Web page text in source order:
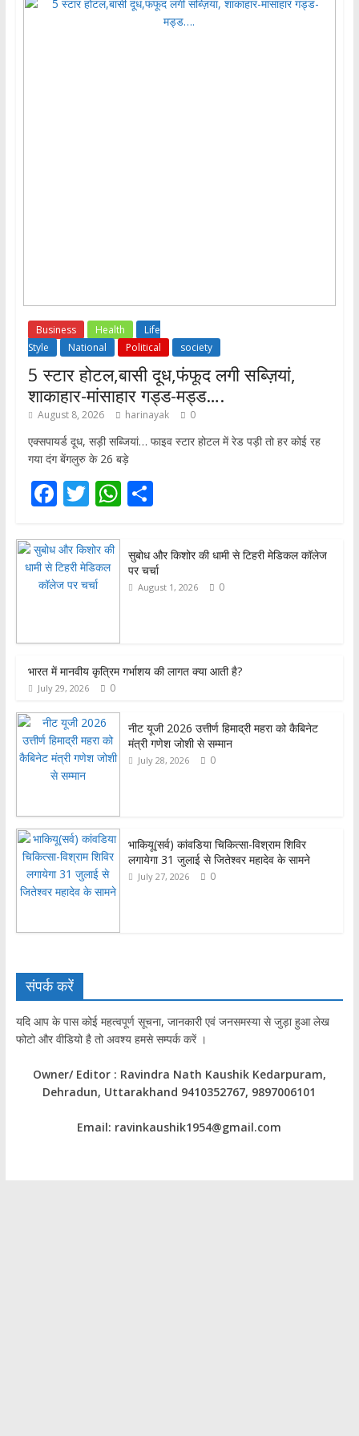
Business Health
Life
Style
National Political society
5 स्टार होटल,बासी दूध,फंफूद लगी सब्ज़ियां,
शाकाहार-मांसाहार गड्ड-मड्ड….
August 8, 2026 harinayak 0
एक्सपायर्ड दूध, सड़ी सब्जियां… फाइव स्टार होटल में रेड पड़ी तो हर कोई रह
गया दंग बेंगलुरु के 26 बड़े
F
e
b
o
k
T
itt
er
W
at
s
A
S
ar
e
सुबोध और किशोर की धामी से टिहरी मेडिकल कॉलेज
पर चर्चा
August 1, 2026 0
भारत में मानवीय कृत्रिम गर्भाशय की लागत क्या आती है?
July 29, 2026 0
नीट यूजी 2026 उत्तीर्ण हिमाद्री महरा को कैबिनेट
मंत्री गणेश जोशी से सम्मान
July 28, 2026 0
भाकियू(सर्व) कांवडिया चिकित्सा-विश्राम शिविर
लगायेगा 31 जुलाई से जितेश्वर महादेव के सामने
July 27, 2026 0
संपर्क करें
यदि आप के पास कोई महत्वपूर्ण सूचना, जानकारी एवं जनसमस्या से जुड़ा हुआ लेख
फोटो और वीडियो है तो अवश्य हमसे सम्पर्क करें ।
Owner/ Editor : Ravindra Nath Kaushik Kedarpuram,
Dehradun, Uttarakhand 9410352767, 9897006101
Email: ravinkaushik1954@gmail.com